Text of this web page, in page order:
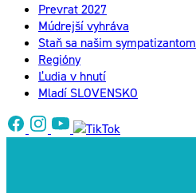
Prevrat 2027
Múdrejší vyhráva
Staň sa našim sympatizantom
Regióny
Ľudia v hnutí
Mladí SLOVENSKO